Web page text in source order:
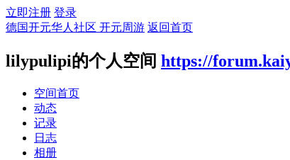
立即注册 登录
德国开元华人社区 开元周游 返回首页
lilypulipi的个人空间 https://
空间首页
动态
记录
日志
相册